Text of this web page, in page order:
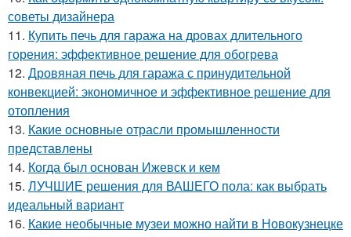
советы дизайнера
11. Купить печь для гаража на дровах длительного
горения: эффективное решение для обогрева
12. Дровяная печь для гаража с принудительной
конвекцией: экономичное и эффективное решение для
отопления
13. Какие основные отрасли промышленности
представлены
14. Когда был основан Ижевск и кем
15. ЛУЧШИЕ решения для ВАШЕГО пола: как выбрать
идеальный вариант
16. Какие необычные музеи можно найти в Новокузнецке